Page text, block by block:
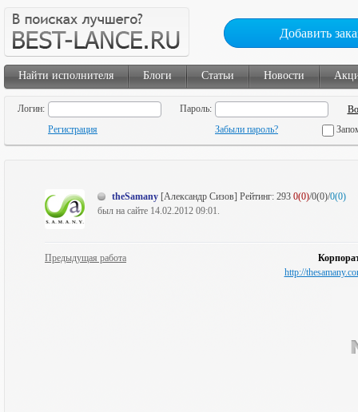
Добавить
Найти исполнителя Блоги Статьи Новости
Логин:
Пароль:
Регистрация
Забыли пароль?
theSamany [Александр Сизов] Рейтинг: 293 0(0)/0(0)/0(0)
был на сайте 14.02.2012 09:01.
Предыдущая работа
http://